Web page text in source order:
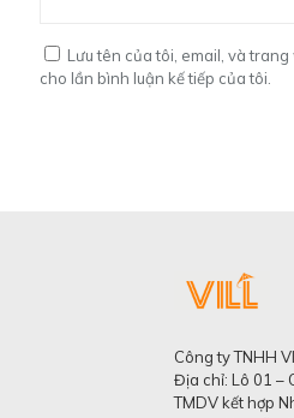
Lưu tên của tôi, email, và
cho lần bình luận kế tiếp của tôi.
Công ty TNHH
Địa chỉ: Lô 01 –
TMDV kết hợp